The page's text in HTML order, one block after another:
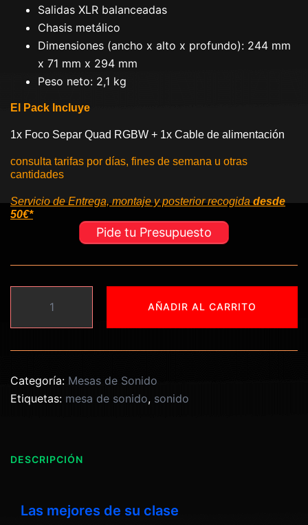
Salidas XLR balanceadas
Chasis metálico
Dimensiones (ancho x alto x profundo): 244 mm
x 71 mm x 294 mm
Peso neto: 2,1 kg
El Pack Incluye
1x Foco Separ Quad RGBW + 1x Cable de alimentación
consulta tarifas por días, fines de semana u otras
cantidades
Servicio de Entrega, montaje y posterior recogida desde
50€*
Pide tu Presupuesto
MG10XU
cantidad
AÑADIR AL CARRITO
Categoría: Mesas de Sonido
Etiquetas: mesa de sonido, sonido
DESCRIPCIÓN
Las mejores de su clase